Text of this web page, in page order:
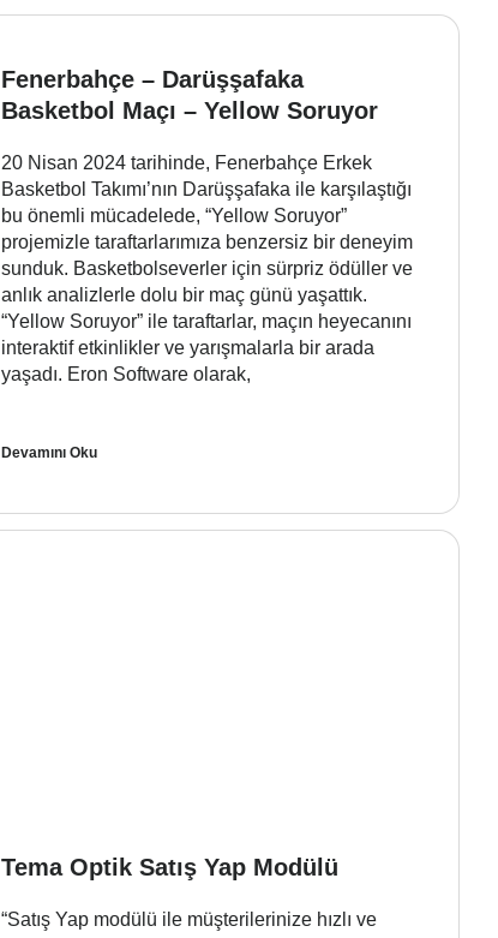
Fenerbahçe – Darüşşafaka
Basketbol Maçı – Yellow Soruyor
20 Nisan 2024 tarihinde, Fenerbahçe Erkek
Basketbol Takımı’nın Darüşşafaka ile karşılaştığı
bu önemli mücadelede, “Yellow Soruyor”
projemizle taraftarlarımıza benzersiz bir deneyim
sunduk. Basketbolseverler için sürpriz ödüller ve
anlık analizlerle dolu bir maç günü yaşattık.
“Yellow Soruyor” ile taraftarlar, maçın heyecanını
interaktif etkinlikler ve yarışmalarla bir arada
yaşadı. Eron Software olarak,
Devamını Oku
Tema Optik Satış Yap Modülü
“Satış Yap modülü ile müşterilerinize hızlı ve